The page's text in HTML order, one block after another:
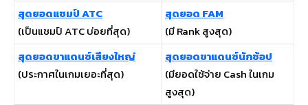
สุดยอดแชมป์ ATC
(เป็นแชมป์ ATC บ่อยที่สุด)
สุดยอด FAM
(มี Rank สูงสุด)
สุดยอดขาแดนซ์เสียงใหญ่
(ประกาศในเกมเยอะที่สุด)
สุดยอดขาแดนซ์นักช้อป
(มียอดใช้จ่าย Cash ในเกม
สูงสุด)